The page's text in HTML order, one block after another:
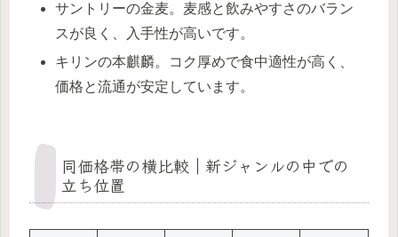
サントリーの金麦。麦感と飲みやすさのバラン
スが良く、入手性が高いです。
キリンの本麒麟。コク厚めで食中適性が高く、
価格と流通が安定しています。
同価格帯の横比較｜新ジャンルの中での
立ち位置